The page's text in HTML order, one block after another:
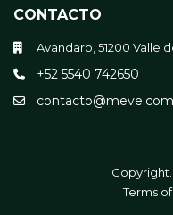
CONTACTO
Avandaro, 51200 Valle
+52 5540 742650
contacto@meve.com
Copyright.
Terms